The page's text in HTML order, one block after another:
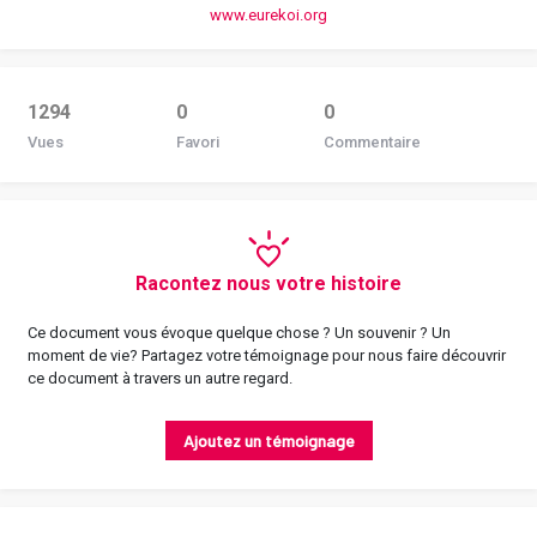
www.eurekoi.org
1294
Vues
0
Favori
0
Commentaire
Racontez nous votre histoire
Ce document vous évoque quelque chose ? Un souvenir ? Un
moment de vie? Partagez votre témoignage pour nous faire découvrir
ce document à travers un autre regard.
Ajoutez un témoignage